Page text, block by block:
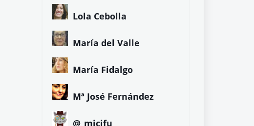
Lola Cebolla
María del Valle
María Fidalgo
Mª José Fernández
@_micifu_